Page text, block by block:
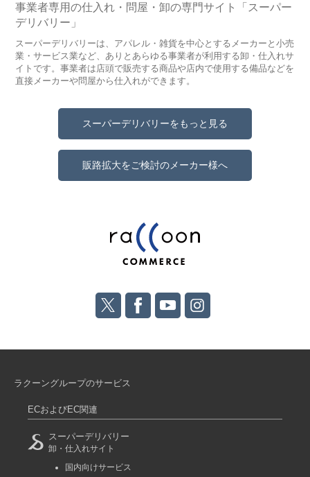
事業者専用の仕入れ・問屋・卸の専門サイト「スーパー
デリバリー」
スーパーデリバリーは、アパレル・雑貨を中心とするメーカーと小売
業・サービス業など、ありとあらゆる事業者が利用する卸・仕入れサ
イトです。事業者は店頭で販売する商品や店内で使用する備品などを
直接メーカーや問屋から仕入れができます。
スーパーデリバリーをもっと見る
販路拡大をご検討のメーカー様へ
ラクーングループのサービス
ECおよびEC関連
スーパーデリバリー
卸・仕入れサイト
国内向けサービス